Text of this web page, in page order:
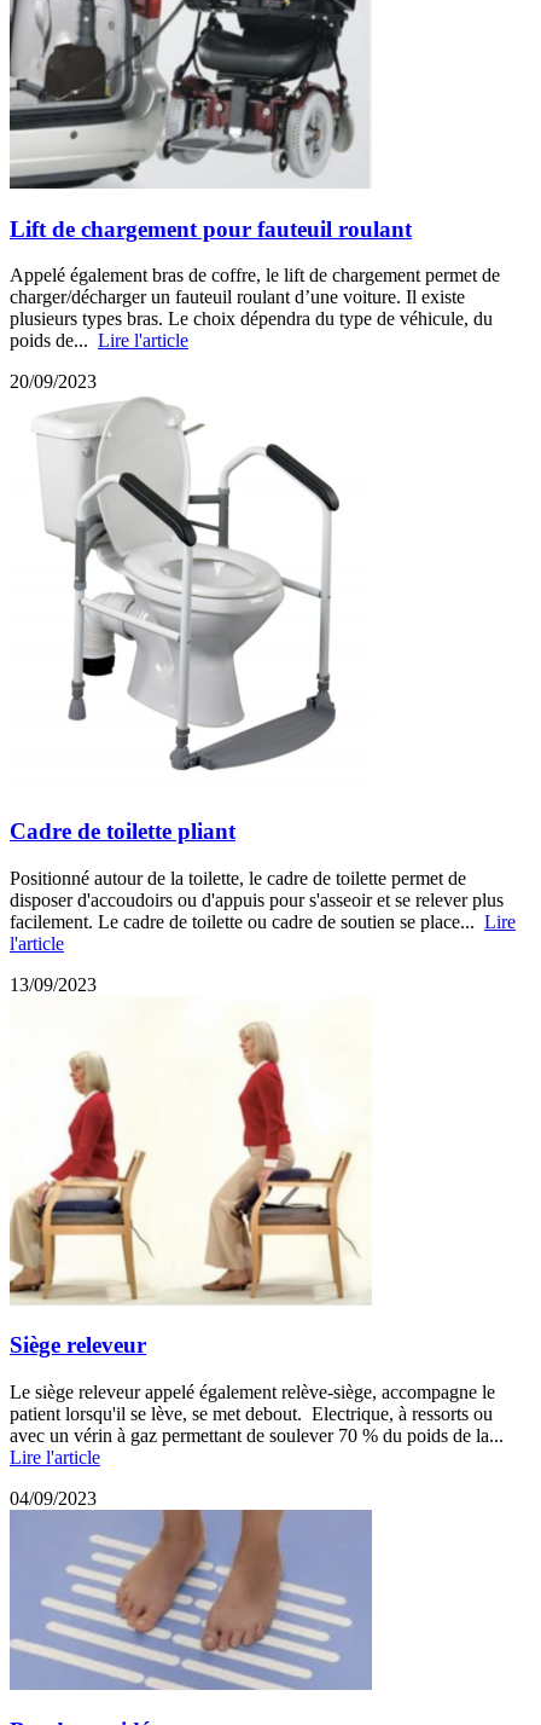
Lift de chargement pour fauteuil roulant
Appelé également bras de coffre, le lift de chargement permet de
charger/décharger un fauteuil roulant d’une voiture. Il existe
plusieurs types bras. Le choix dépendra du type de véhicule, du
poids de... Lire l'article
20/09/2023
Cadre de toilette pliant
Positionné autour de la toilette, le cadre de toilette permet de
disposer d'accoudoirs ou d'appuis pour s'asseoir et se relever plus
facilement. Le cadre de toilette ou cadre de soutien se place... Lire
l'article
13/09/2023
Siège releveur
Le siège releveur appelé également relève-siège, accompagne le
patient lorsqu'il se lève, se met debout. Electrique, à ressorts ou
avec un vérin à gaz permettant de soulever 70 % du poids de la...
Lire l'article
04/09/2023